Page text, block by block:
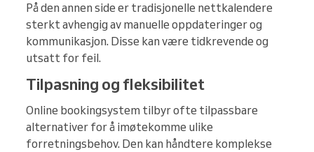
På den annen side er tradisjonelle nettkalendere
sterkt avhengig av manuelle oppdateringer og
kommunikasjon. Disse kan være tidkrevende og
utsatt for feil.
Tilpasning og fleksibilitet
Online bookingsystem tilbyr ofte tilpassbare
alternativer for å imøtekomme ulike
forretningsbehov. Den kan håndtere komplekse